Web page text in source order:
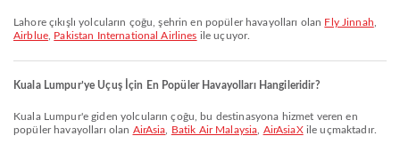
Lahore çıkışlı yolcuların çoğu, şehrin en popüler havayolları olan Fly Jinnah
Airblue, Pakistan International Airlines ile uçuyor.
Kuala Lumpur’ye Uçuş İçin En Popüler Havayolları Hangileridir?
Kuala Lumpur'e giden yolcuların çoğu, bu destinasyona hizmet veren en
popüler havayolları olan AirAsia Batik Air Malaysia AirAsiaXile uçmaktadır.